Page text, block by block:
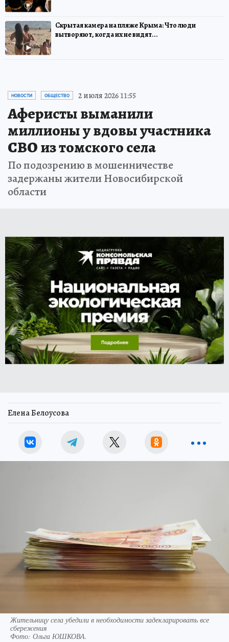
Скрытая камера на пляже Крыма: Что люди
вытворяют, когда их не видят...
НОВОСТИ ОБЩЕСТВО 2 июля 2026 11:55
Аферисты выманили
миллионы у вдовы участника
СВО из томского села
По подозрению в мошенничестве
задержаны жители Новосибирской
области
Елена Белоусова
Жительницу села убедили в необходимости задекларировать все
сбережения
Фото: Ольга ЮШКОВА.